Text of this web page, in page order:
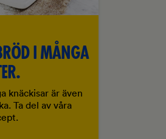
I MÅNGA
knäckisar är även
Ta del av våra